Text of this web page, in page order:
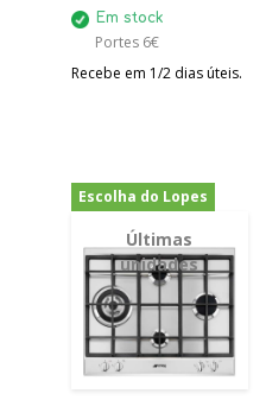
Em stock
Portes 6€
Recebe em 1/2 dias úteis.
Escolha do Lopes
Últimas
unidades
-26%